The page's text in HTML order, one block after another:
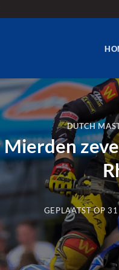
DUTCH
GEPLAATST OP